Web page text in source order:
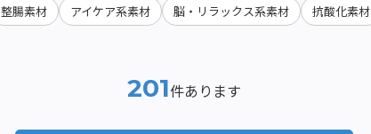
整腸素材 アイケア系素材 脳・リラックス系素材 抗酸化素材
201件あります